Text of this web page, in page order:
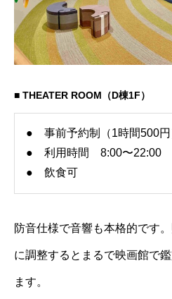
■ THEATER ROOM（D棟1F）
● 事前予約制（1時間500円
● 利用時間 8:00〜22:00
● 飲食可
防音仕様で音響も本格的です
に調整するとまるで映画館で
ます。